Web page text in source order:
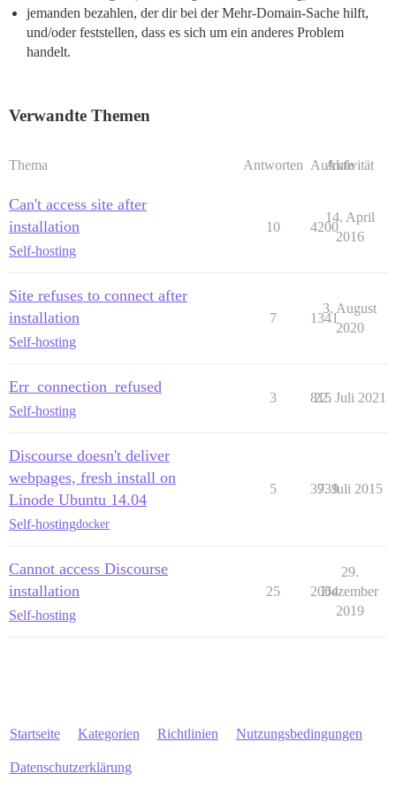
jemanden bezahlen, der dir bei der Mehr-Domain-Sache hilft,
und/oder feststellen, dass es sich um ein anderes Problem
handelt.
Verwandte Themen
Thema Antworten Aufrufe
Aktivität
Can't access site after
installation
Self-hosting
10 4200
14. April
2016
Site refuses to connect after
installation
Self-hosting
7 1341
3. August
2020
Err_connection_refused
Self-hosting
3 815
22. Juli 2021
Discourse doesn't deliver
webpages, fresh install on
Linode Ubuntu 14.04
Self-hostingdocker
5 3939
7. Juli 2015
Cannot access Discourse
installation
Self-hosting
25 2064
29.
Dezember
2019
Startseite Kategorien Richtlinien Nutzungsbedingungen
Datenschutzerklärung